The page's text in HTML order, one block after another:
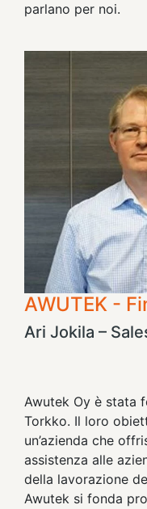
parlano per noi.
AWUTEK -
Ari Jokila –
Awutek Oy è stata
Torkko. Il loro
un’azienda che
assistenza alle
della lavorazione
Awutek si fonda